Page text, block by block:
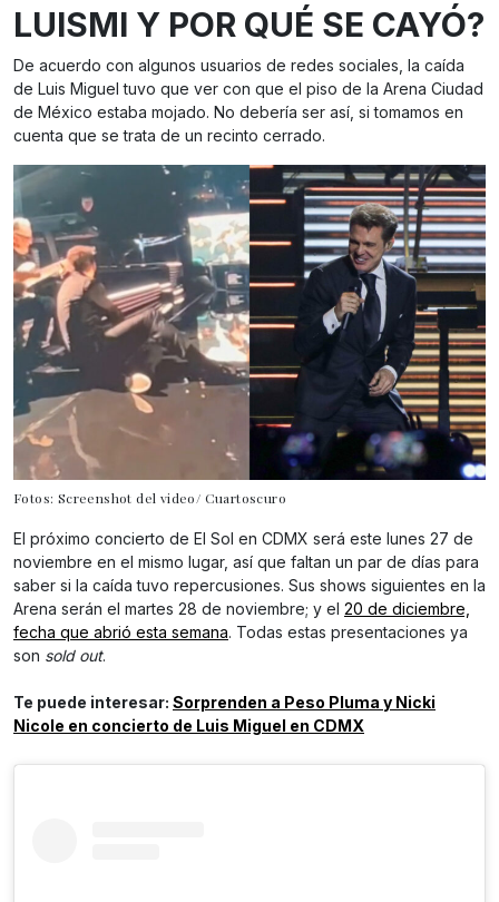
LUISMI Y POR QUÉ SE CAYÓ?
De acuerdo con algunos usuarios de redes sociales, la caída
de Luis Miguel tuvo que ver con que el piso de la Arena Ciudad
de México estaba mojado. No debería ser así, si tomamos en
cuenta que se trata de un recinto cerrado.
Fotos: Screenshot del video/ Cuartoscuro
El próximo concierto de El Sol en CDMX será este lunes 27 de
noviembre en el mismo lugar, así que faltan un par de días para
saber si la caída tuvo repercusiones. Sus shows siguientes en la
Arena serán el martes 28 de noviembre; y el 20 de diciembre,
fecha que abrió esta semana. Todas estas presentaciones ya
son sold out.
Te puede interesar: Sorprenden a Peso Pluma y Nicki
Nicole en concierto de Luis Miguel en CDMX